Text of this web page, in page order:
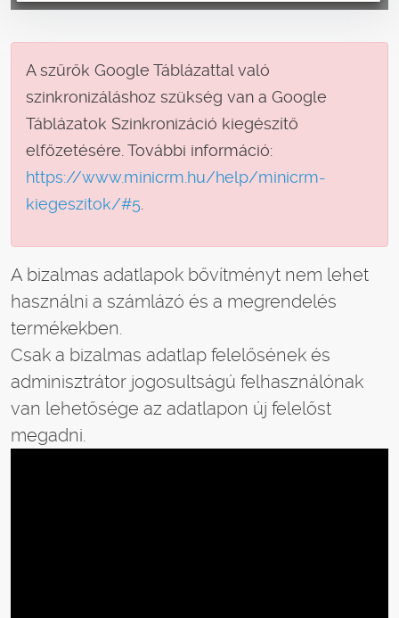
A szűrők Google Táblázattal való
szinkronizáláshoz szükség van a Google
Táblázatok Szinkronizáció kiegészítő
elfőzetésére. További információ:
https://www.minicrm.hu/help/minicrm-
kiegeszitok/#5
A bizalmas adatlapok bővítményt nem lehet
használni a számlázó és a megrendelés
termékekben.
Csak a bizalmas adatlap felelősének és
adminisztrátor jogosultságú felhasználónak
van lehetősége az adatlapon új felelőst
megadni.